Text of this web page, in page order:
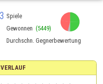
Spiele
Gewonnen (5449)
Durchschn. Gegnerbewertung